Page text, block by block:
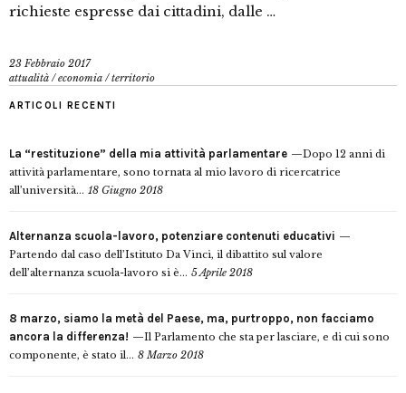
richieste espresse dai cittadini, dalle …
23 Febbraio 2017
attualità /economia /territorio
ARTICOLI RECENTI
La “restituzione” della mia attività parlamentare
Dopo 12 anni di
attività parlamentare, sono tornata al mio lavoro di ricercatrice
all’università... 18 Giugno 2018
Alternanza scuola-lavoro, potenziare contenuti educativi
Partendo dal caso dell’Istituto Da Vinci, il dibattito sul valore
dell’alternanza scuola-lavoro si è... 5 Aprile 2018
8 marzo, siamo la metà del Paese, ma, purtroppo, non facciamo
ancora la differenza!
Il Parlamento che sta per lasciare, e di cui sono
componente, è stato il... 8 Marzo 2018